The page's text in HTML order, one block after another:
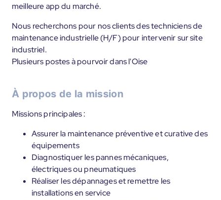
meilleure app du marché.
Nous recherchons pour nos clients des techniciens de
maintenance industrielle (H/F) pour intervenir sur site
industriel.
Plusieurs postes à pourvoir dans l'Oise
À propos de la mission
Missions principales :
Assurer la maintenance préventive et curative des
équipements
Diagnostiquer les pannes mécaniques,
électriques ou pneumatiques
Réaliser les dépannages et remettre les
installations en service